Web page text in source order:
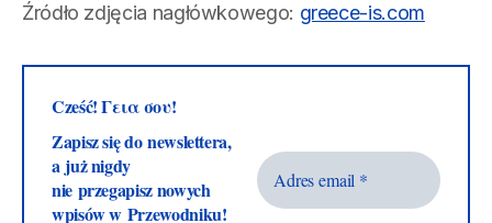
Źródło zdjęcia nagłówkowego: greece-is.com
Cześć! Γεια σου!
Zapisz się do newslettera,
a już nigdy
nie przegapisz nowych
wpisów w Przewodniku!